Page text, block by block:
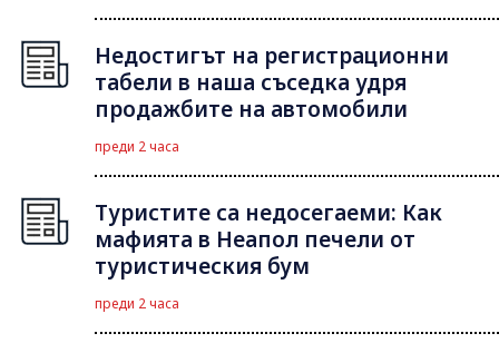
Недостигът на регистрационни
табели в наша съседка удря
продажбите на автомобили
преди 2 часа
Туристите са недосегаеми: Как
мафията в Неапол печели от
туристическия бум
преди 2 часа